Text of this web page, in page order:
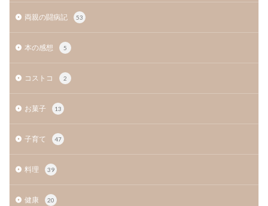
両親の闘病記 53
本の感想 5
コストコ 2
お菓子 13
子育て 47
料理 39
健康 20